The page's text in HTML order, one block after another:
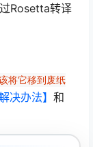
Rosetta转译
将它移到废纸
决办法】 和